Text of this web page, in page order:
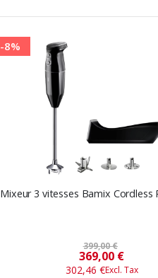
-8%
Mixeur 3 vitesses Bamix Cordless
399,00 €
Prix
spécial
369,00 €
302,46 €